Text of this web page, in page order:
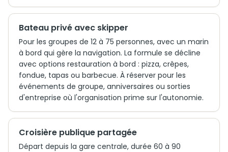
Bateau privé avec skipper
Pour les groupes de 12 à 75 personnes, avec un marin
à bord qui gère la navigation. La formule se décline
avec options restauration à bord : pizza, crêpes,
fondue, tapas ou barbecue. À réserver pour les
événements de groupe, anniversaires ou sorties
d'entreprise où l'organisation prime sur l'autonomie.
Croisière publique partagée
Départ depuis la gare centrale, durée 60 à 90